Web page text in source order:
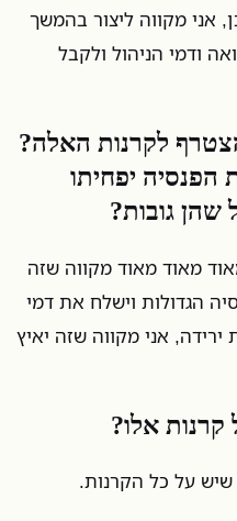
אני מקווה ליצור בהמשך
ודמי הניהול ולקבל
לקרנות האלה?
יפחיתו
שהן גובות?
מאוד מאוד מקווה שזה
הגדולות וישלח את דמי
אני מקווה שזה יאיץ
קרנות אלו?
שיש על כל הקרנות.